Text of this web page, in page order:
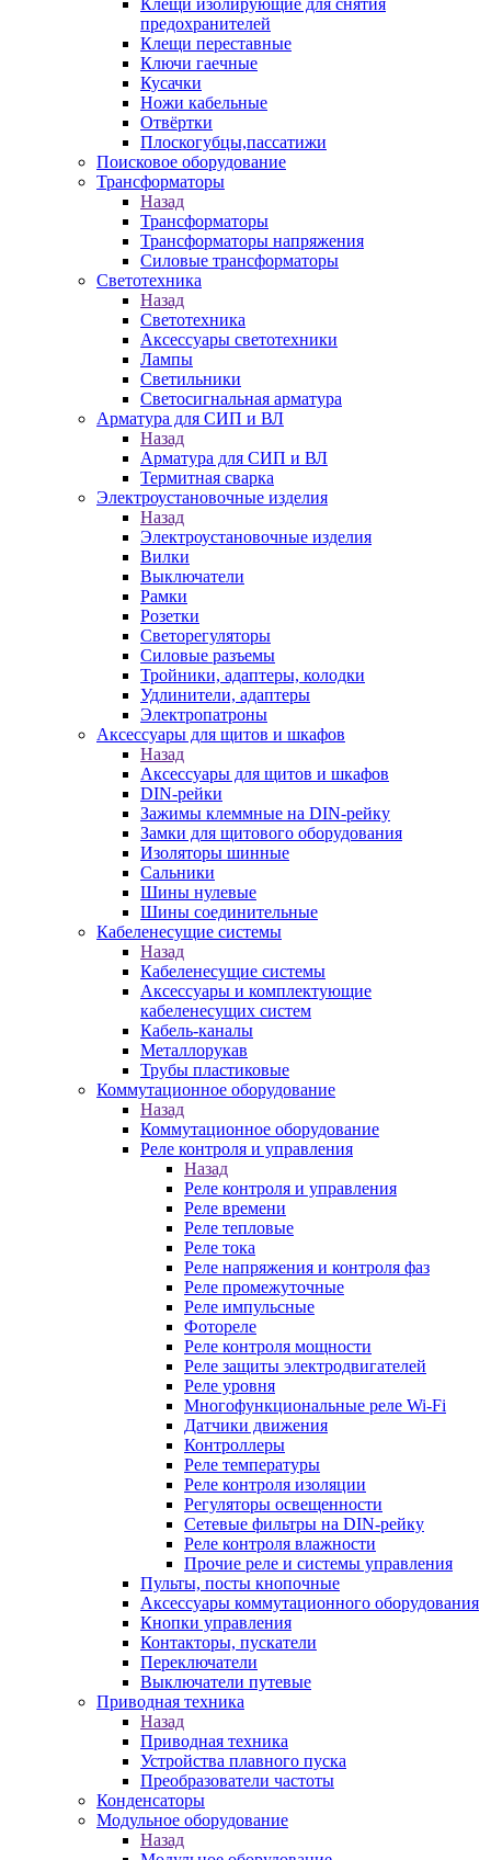
Клещи изолирующие для снятия
предохранителей
Клещи переставные
Ключи гаечные
Кусачки
Ножи кабельные
Отвёртки
Плоскогубцы,пассатижи
Поисковое оборудование
Трансформаторы
Назад
Трансформаторы
Трансформаторы напряжения
Силовые трансформаторы
Светотехника
Назад
Светотехника
Аксессуары светотехники
Лампы
Светильники
Светосигнальная арматура
Арматура для СИП и ВЛ
Назад
Арматура для СИП и ВЛ
Термитная сварка
Электроустановочные изделия
Назад
Электроустановочные изделия
Вилки
Выключатели
Рамки
Розетки
Светорегуляторы
Силовые разъемы
Тройники, адаптеры, колодки
Удлинители, адаптеры
Электропатроны
Аксессуары для щитов и шкафов
Назад
Аксессуары для щитов и шкафов
DIN-рейки
Зажимы клеммные на DIN-рейку
Замки для щитового оборудования
Изоляторы шинные
Сальники
Шины нулевые
Шины соединительные
Кабеленесущие системы
Назад
Кабеленесущие системы
Аксессуары и комплектующие
кабеленесущих систем
Кабель-каналы
Металлорукав
Трубы пластиковые
Коммутационное оборудование
Назад
Коммутационное оборудование
Реле контроля и управления
Назад
Реле контроля и управления
Реле времени
Реле тепловые
Реле тока
Реле напряжения и контроля фаз
Реле промежуточные
Реле импульсные
Фотореле
Реле контроля мощности
Реле защиты электродвигателей
Реле уровня
Многофункциональные реле Wi-Fi
Датчики движения
Контроллеры
Реле температуры
Реле контроля изоляции
Регуляторы освещенности
Сетевые фильтры на DIN-рейку
Реле контроля влажности
Прочие реле и системы управления
Пульты, посты кнопочные
Аксессуары коммутационного оборудования
Кнопки управления
Контакторы, пускатели
Переключатели
Выключатели путевые
Приводная техника
Назад
Приводная техника
Устройства плавного пуска
Преобразователи частоты
Конденсаторы
Модульное оборудование
Назад